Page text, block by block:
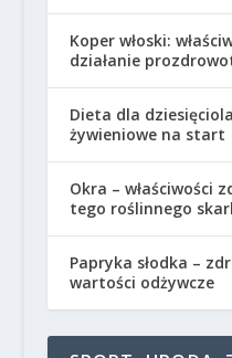
Koper włoski:
działanie
Dieta dla
żywieniowe na start
Okra – właściwości
tego roślinnego
Papryka słodka –
wartości odżywcze